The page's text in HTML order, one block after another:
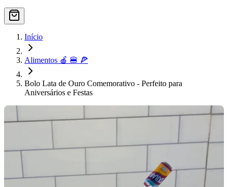
Início
Alimentos 🍎 🍔 🍕
Bolo Lata de Ouro Comemorativo - Perfeito para
Aniversários e Festas